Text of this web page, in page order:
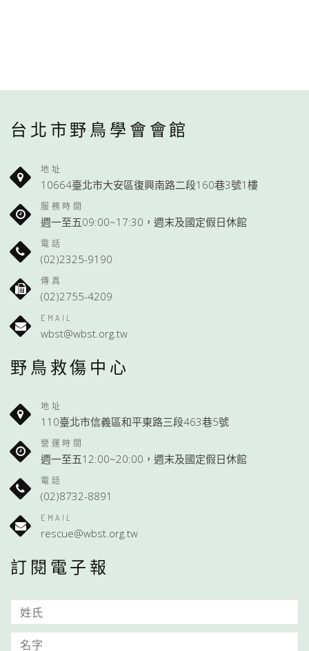
台北市野鳥學會會館
地址
10664臺北市大安區復興南路二段160巷3號1樓
服務時間
週一至五09:00~17:30，週末及國定假日休館
電話
(02)2325-9190
傳真
(02)2755-4209
EMAIL
wbst@wbst.org.tw
野鳥救傷中心
地址
110臺北市信義區和平東路三段463巷5號
營運時間
週一至五12:00~20:00，週末及國定假日休館
電話
(02)8732-8891
EMAIL
rescue@wbst.org.tw
訂閱電子報